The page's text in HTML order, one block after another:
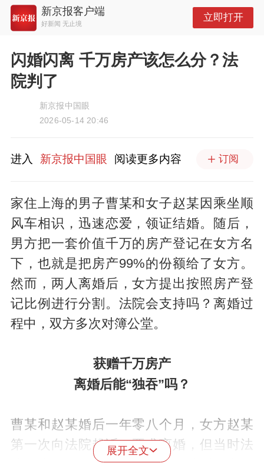
新京报客户端
好新闻 无止境
立即打开
闪婚闪离 千万房产该怎么分？法
院判了
新京报中国眼
2026-05-14 20:46
进入 新京报中国眼 阅读更多内容 订阅
家住上海的男子曹某和女子赵某因乘坐顺
风车相识，迅速恋爱，领证结婚。随后，
男方把一套价值千万的房产登记在女方名
下，也就是把房产99%的份额给了女方。
然而，两人离婚后，女方提出按照房产登
记比例进行分割。法院会支持吗？离婚过
程中，双方多次对簿公堂。
获赠千万房产
离婚后能“独吞”吗？
曹某和赵某婚后一年零八个月，女方赵某
第一次向法院起诉，要求离婚，但当时法
院认为，两人的感情尚未完全破裂，所以
展开全文